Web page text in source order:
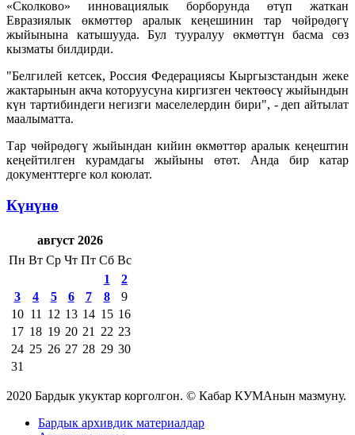
«Сколково» инновациялык борборунда өтүп жаткан
Евразиялык өкмөттөр аралык кеңешинин тар чөйрөдөгү
жыйынына катышууда. Бул тууралуу өкмөттүн басма сөз
кызматы билдирди.
"Белгилей кетсек, Россия Федерациясы Кыргызстандын жеке
жактарынын акча которуусуна киргизген чектөөсү жыйындын
күн тартибиндеги негизги маселелердин бири", - деп айтылат
маалыматта.
Тар чөйрөдөгү жыйындан кийин өкмөттөр аралык кеңештин
кеңейтилген курамдагы жыйыны өтөт. Анда бир катар
документтерге кол коюлат.
Күнүнө
август 2026
Пн Вт Ср Чт Пт Сб Вс
1
2
3
4 5 6 7 8
9
10 11 12 13 14 15 16
17 18 19 20 21 22 23
24 25 26 27 28 29 30
31
2020 Бардык укуктар корголгон. © Кабар КУМАнын мазмуну.
Бардык архивдик материалдар